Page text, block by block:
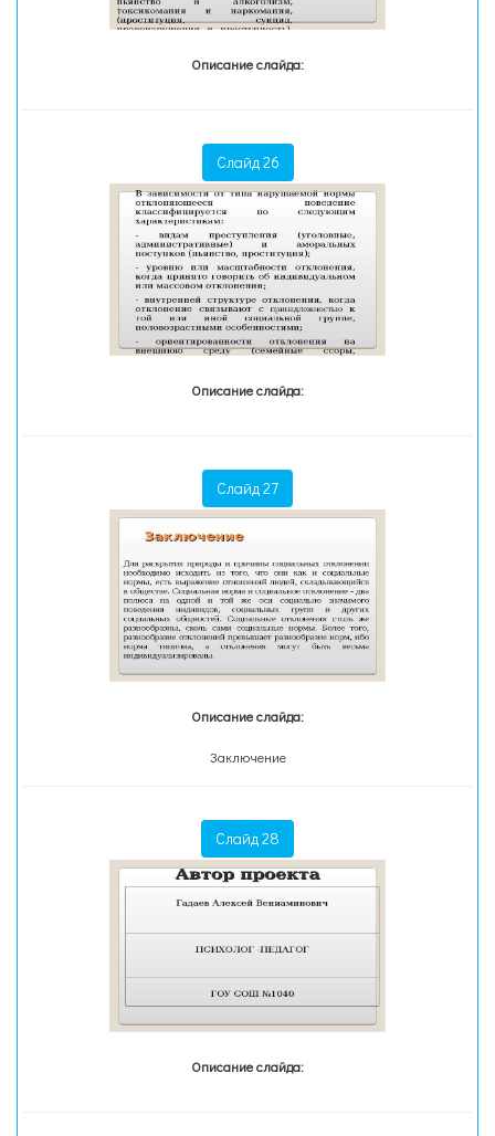
Описание слайда:
Слайд 26
Описание слайда:
Слайд 27
Описание слайда:
Заключение
Слайд 28
Описание слайда: